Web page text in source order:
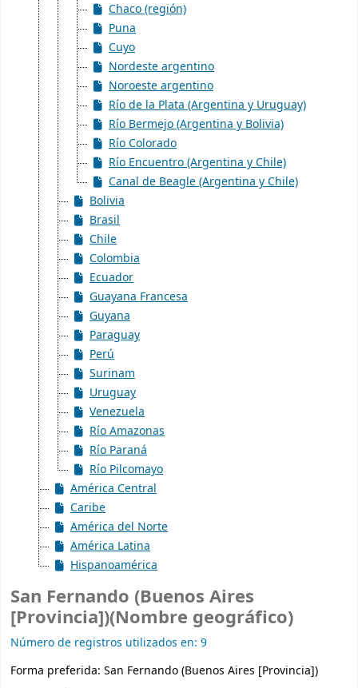
Chaco (región)
Puna
Cuyo
Nordeste argentino
Noroeste argentino
Río de la Plata (Argentina y Uruguay)
Río Bermejo (Argentina y Bolivia)
Río Colorado
Río Encuentro (Argentina y Chile)
Canal de Beagle (Argentina y Chile)
Bolivia
Brasil
Chile
Colombia
Ecuador
Guayana Francesa
Guyana
Paraguay
Perú
Surinam
Uruguay
Venezuela
Río Amazonas
Río Paraná
Río Pilcomayo
América Central
Caribe
América del Norte
América Latina
Hispanoamérica
San Fernando (Buenos Aires
[Provincia])(Nombre geográfico)
Número de registros utilizados en: 9
Forma preferida: San Fernando (Buenos Aires [Provincia])